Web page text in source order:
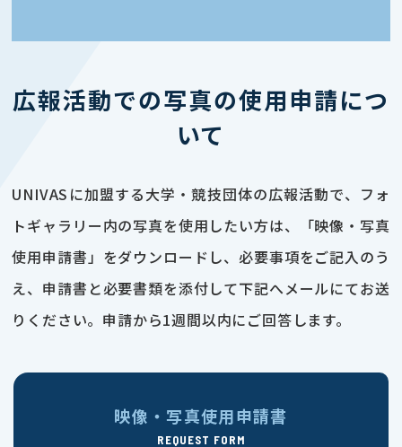
広報活動での写真の使用申請につ
いて
UNIVASに加盟する大学・競技団体の広報活動で、フォ
トギャラリー内の写真を使用したい方は、「映像・写真
使用申請書」をダウンロードし、必要事項をご記入のう
え、申請書と必要書類を添付して下記へメールにてお送
りください。申請から1週間以内にご回答します。
映像・写真使用申請書
REQUEST FORM